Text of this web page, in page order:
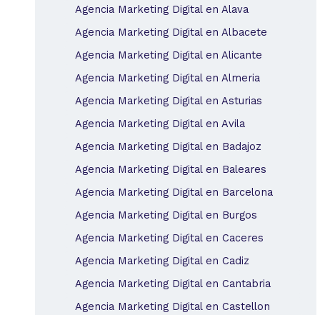
Agencia Marketing Digital en Alava
Agencia Marketing Digital en Albacete
Agencia Marketing Digital en Alicante
Agencia Marketing Digital en Almeria
Agencia Marketing Digital en Asturias
Agencia Marketing Digital en Avila
Agencia Marketing Digital en Badajoz
Agencia Marketing Digital en Baleares
Agencia Marketing Digital en Barcelona
Agencia Marketing Digital en Burgos
Agencia Marketing Digital en Caceres
Agencia Marketing Digital en Cadiz
Agencia Marketing Digital en Cantabria
Agencia Marketing Digital en Castellon